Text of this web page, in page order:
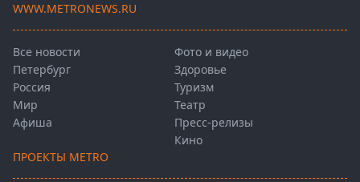
WWW.METRONEWS.RU
Все новости
Петербург
Россия
Мир
Афиша
Фото и видео
Здоровье
Туризм
Театр
Пресс-релизы
Кино
ПРОЕКТЫ METRO